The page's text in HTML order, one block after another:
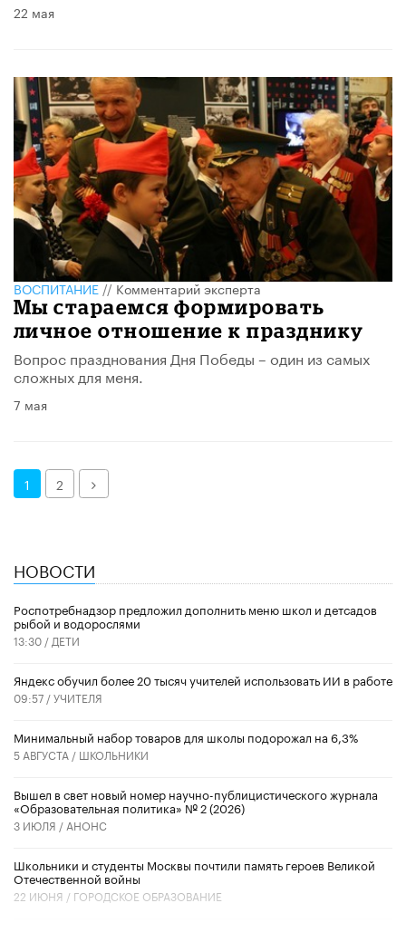
22 мая
ВОСПИТАНИЕ//Комментарий эксперта
Мы стараемся формировать
личное отношение к празднику
Вопрос празднования Дня Победы – один из самых
сложных для меня.
7 мая
1 2 Далее
НОВОСТИ
Роспотребнадзор предложил дополнить меню школ и детсадов
рыбой и водорослями
13:30 / ДЕТИ
​Яндекс обучил более 20 тысяч учителей использовать ИИ в работе
09:57 /УЧИТЕЛЯ
Минимальный набор товаров для школы подорожал на 6,3%
5 АВГУСТА / ШКОЛЬНИКИ
Вышел в свет новый номер научно-публицистического журнала
«Образовательная политика» № 2 (2026)
3 ИЮЛЯ / АНОНС
Школьники и студенты Москвы почтили память героев Великой
Отечественной войны
22 ИЮНЯ / ГОРОДСКОЕ ОБРАЗОВАНИЕ